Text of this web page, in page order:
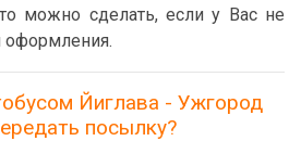
можно сделать, если у Вас не
Йиглава - Ужгород
посылку?